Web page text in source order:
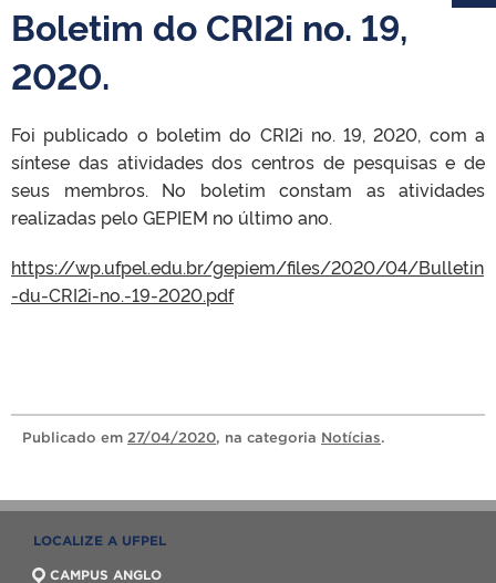
PORTARIAS
TELEFONES
Boletim do CRI2i no. 19,
2020.
Foi publicado o boletim do CRI2i no. 19, 2020, com a
síntese das atividades dos centros de pesquisas e de
seus membros. No boletim constam as atividades
realizadas pelo GEPIEM no último ano.
https://wp.ufpel.edu.br/gepiem/files/2020/04/Bulletin
-du-CRI2i-no.-19-2020.pdf
Publicado em 27/04/2020, na categoria Notícias.
LOCALIZE A UFPEL
CAMPUS ANGLO